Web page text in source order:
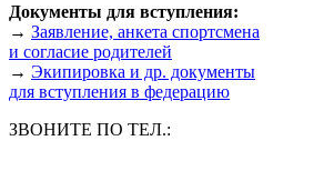
Документы для вступления:
→ Заявление, анкета спортсмена
и согласие родителей
→ Экипировка и др. документы
для вступления в федерацию
ЗВОНИТЕ ПО ТЕЛ.: